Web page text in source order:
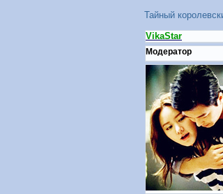
Тайный
VikaStar
Модератор